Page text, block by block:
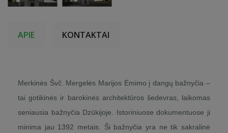
APIE KONTAKTAI
Merkinės Švč. Mergelės Marijos Ėmimo į dangų bažnyčia –
tai gotikinės ir barokinės architektūros šedevras, laikomas
seniausia bažnyčia Dzūkijoje. Istoriniuose dokumentuose ji
minima jau 1392 metais. Ši bažnyčia yra ne tik sakralinė